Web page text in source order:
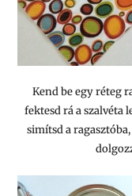
Kend be egy réteg
fektesd rá a szalvéta
simítsd a